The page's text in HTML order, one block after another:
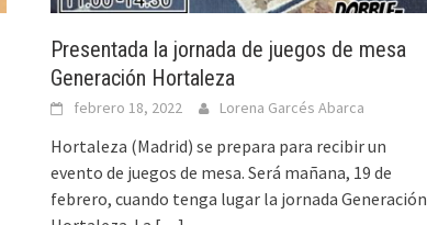
Presentada la jornada de juegos de mesa
Generación Hortaleza
febrero 18, 2022 Lorena Garcés Abarca
Hortaleza (Madrid) se prepara para recibir un
evento de juegos de mesa. Será mañana, 19 de
febrero, cuando tenga lugar la jornada Generación